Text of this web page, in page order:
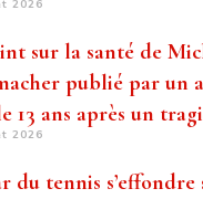
2026
sur la santé de
publié par un
13 ans après un
2026
du tennis